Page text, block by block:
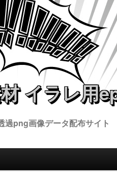
イラレ用
過png画像データ配布サイ